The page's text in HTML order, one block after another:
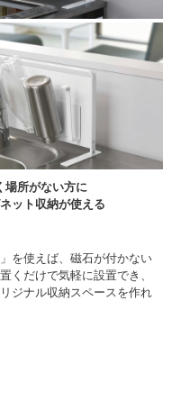
場所がない方に
ット収納が使える
を使えば、磁石が付かない
くだけで気軽に設置でき、
ジナル収納スペースを作れ